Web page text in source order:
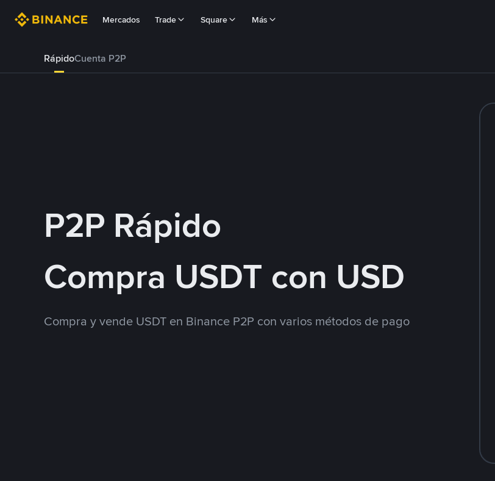
Mercados Trade Square Más
RápidoCuenta P2P
P2P Rápido
Compra USDT con USD
Compra y vende USDT en Binance P2P con varios métodos de pago